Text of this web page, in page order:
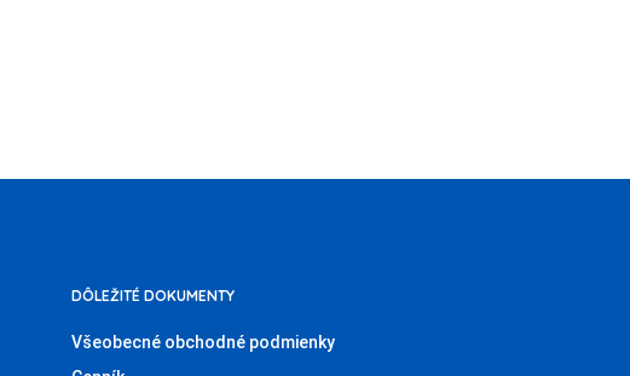
DÔLEŽITÉ DOKUMENTY
Všeobecné obchodné podmienky